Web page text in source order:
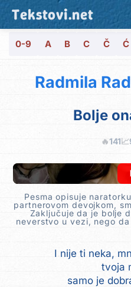
Tekstovi.net
0-9 A B C Č Ć
Radmila
Bolje
🔥141📈
Pesma opisuje
partnerovom devojkom,
Zaključuje da je bolje
neverstvo u vezi, nego
I nije ti neka,
tvoja
samo je